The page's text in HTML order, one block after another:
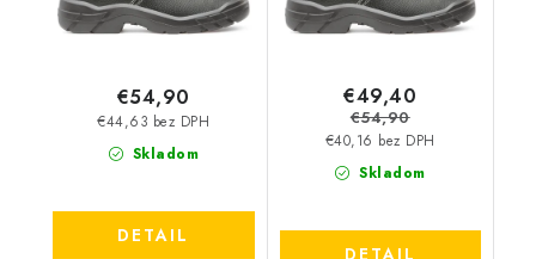
Skladom
€44,63 bez DPH
€54,90
DETAIL
Skladom
€40,16 bez DPH
€49,40
€54,90